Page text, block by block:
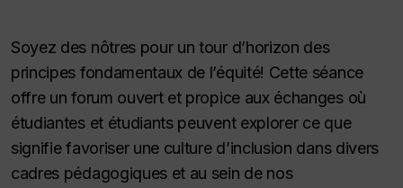
Soyez des nôtres pour un tour d’horizon des
principes fondamentaux de l’équité! Cette séance
offre un forum ouvert et propice aux échanges où
étudiantes et étudiants peuvent explorer ce que
signifie favoriser une culture d’inclusion dans divers
cadres pédagogiques et au sein de nos